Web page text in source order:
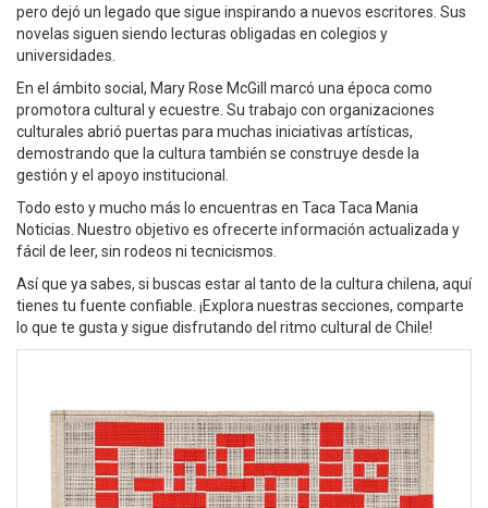
pero dejó un legado que sigue inspirando a nuevos escritores. Sus
novelas siguen siendo lecturas obligadas en colegios y
universidades.
En el ámbito social, Mary Rose McGill marcó una época como
promotora cultural y ecuestre. Su trabajo con organizaciones
culturales abrió puertas para muchas iniciativas artísticas,
demostrando que la cultura también se construye desde la
gestión y el apoyo institucional.
Todo esto y mucho más lo encuentras en Taca Taca Mania
Noticias. Nuestro objetivo es ofrecerte información actualizada y
fácil de leer, sin rodeos ni tecnicismos.
Así que ya sabes, si buscas estar al tanto de la cultura chilena, aquí
tienes tu fuente confiable. ¡Explora nuestras secciones, comparte
lo que te gusta y sigue disfrutando del ritmo cultural de Chile!